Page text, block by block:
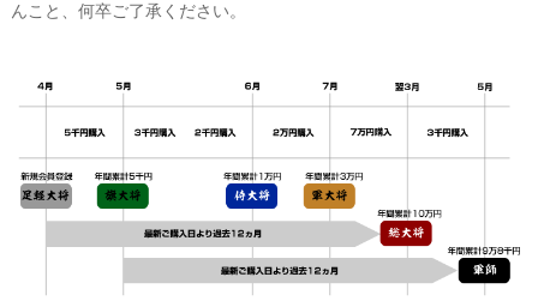
んこと、何卒ご了承ください。